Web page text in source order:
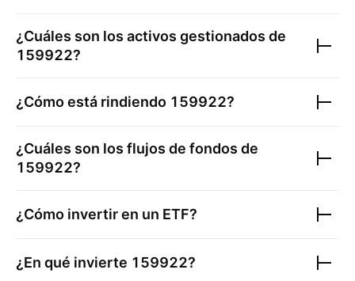
¿Cuáles son los activos gestionados de
159922?
¿Cómo está rindiendo 159922?
¿Cuáles son los flujos de fondos de
159922?
¿Cómo invertir en un ETF?
¿En qué invierte 159922?